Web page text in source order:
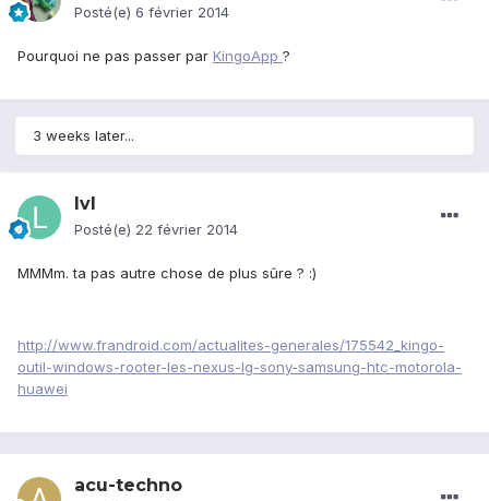
Posté(e) 6 février 2014
Pourquoi ne pas passer par KingoApp ?
3 weeks later...
lvl
Posté(e) 22 février 2014
MMMm. ta pas autre chose de plus sûre ? :)
http://www.frandroid.com/actualites-generales/175542_kingo-
outil-windows-rooter-les-nexus-lg-sony-samsung-htc-motorola-
huawei
acu-techno